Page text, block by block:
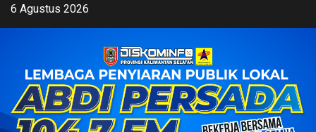
Skip6 Agustus 2026